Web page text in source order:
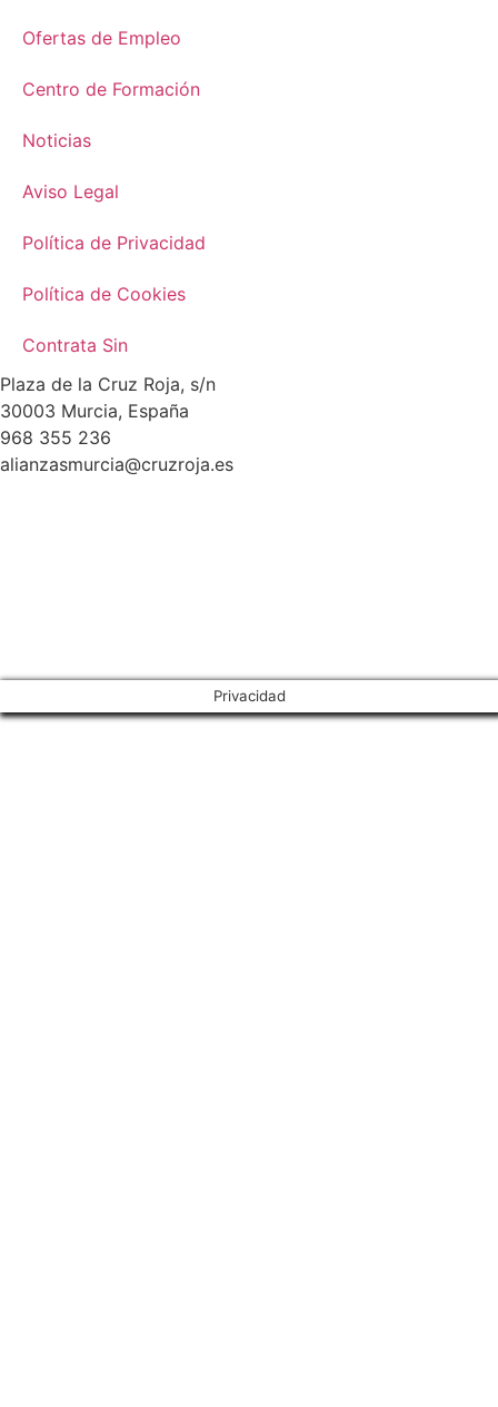
Ofertas de Empleo
Centro de Formación
Noticias
Aviso Legal
Política de Privacidad
Política de Cookies
Contrata Sin
Plaza de la Cruz Roja, s/n
30003 Murcia, España
968 355 236
alianzasmurcia@cruzroja.es
Privacidad